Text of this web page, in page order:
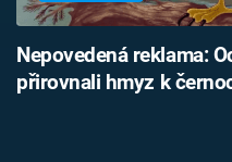
Nepovedená reklama:
přirovnali hmyz k